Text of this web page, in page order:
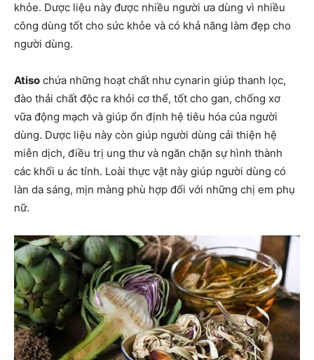
khỏe. Dược liệu này được nhiều người ưa dùng vì nhiều
công dùng tốt cho sức khỏe và có khả năng làm đẹp cho
người dùng.
Atiso chứa những hoạt chất như cynarin giúp thanh lọc,
đào thải chất độc ra khỏi cơ thể, tốt cho gan, chống xơ
vữa động mạch và giúp ổn định hệ tiêu hóa của người
dùng. Dược liệu này còn giúp người dùng cải thiện hệ
miễn dịch, điều trị ung thư và ngăn chặn sự hình thành
các khối u ác tính. Loài thực vật này giúp người dùng có
làn da sáng, mịn màng phù hợp đối với những chị em phụ
nữ.